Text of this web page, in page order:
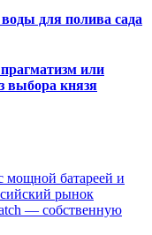
для полива сада
или
выбора князя
батареей и
рынок
— собственную